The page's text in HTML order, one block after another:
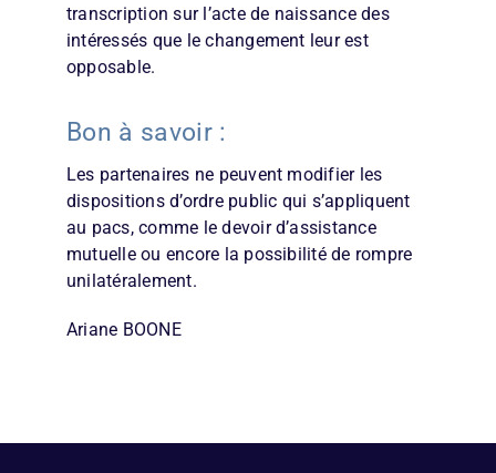
transcription sur l’acte de naissance des
intéressés que le changement leur est
opposable.
Bon à savoir :
Les partenaires ne peuvent modifier les
dispositions d’ordre public qui s’appliquent
au pacs, comme le devoir d’assistance
mutuelle ou encore la possibilité de rompre
unilatéralement.
Ariane BOONE